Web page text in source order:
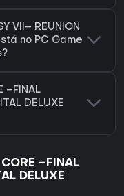
VII– REUNION
no PC Game
–FINAL
DELUXE
–FINAL
DELUXE